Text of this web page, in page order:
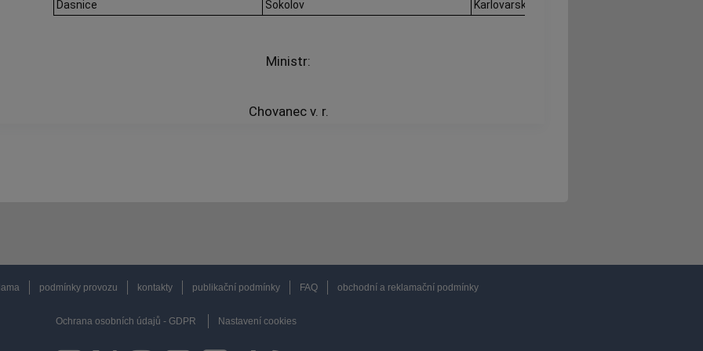
Dasnice
Sokolov Karlovarský
Ministr:
Chovanec v. r.
podmínky provozu kontakty publikační podmínky FAQ obchodní a reklamační podmínky
Ochrana osobních údajů - GDPR Nastavení cookies